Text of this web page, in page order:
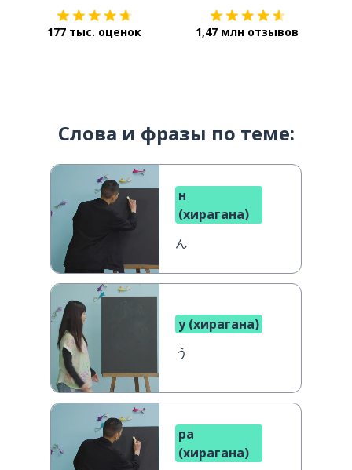
177 тыс. оценок 1,47 млн отзывов
Слова и фразы по теме:
н
(хирагана)
ん
у (хирагана)
う
ра
(хирагана)